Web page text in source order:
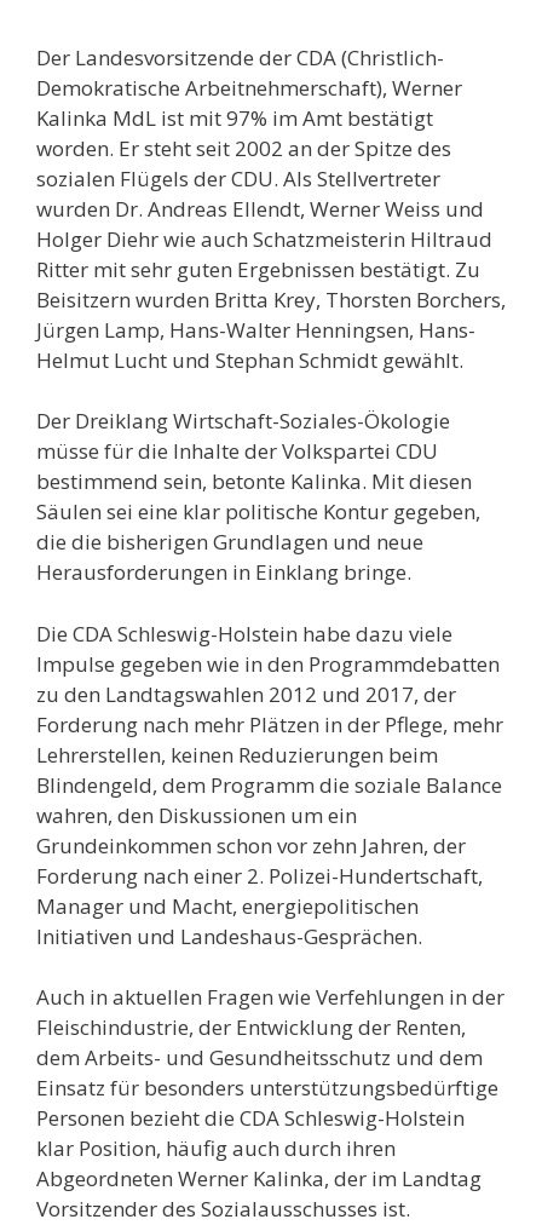
Der Landesvorsitzende der CDA (Christlich-
Demokratische Arbeitnehmerschaft), Werner
Kalinka MdL ist mit 97% im Amt bestätigt
worden. Er steht seit 2002 an der Spitze des
sozialen Flügels der CDU. Als Stellvertreter
wurden Dr. Andreas Ellendt, Werner Weiss und
Holger Diehr wie auch Schatzmeisterin Hiltraud
Ritter mit sehr guten Ergebnissen bestätigt. Zu
Beisitzern wurden Britta Krey, Thorsten Borchers,
Jürgen Lamp, Hans-Walter Henningsen, Hans-
Helmut Lucht und Stephan Schmidt gewählt.
Der Dreiklang Wirtschaft-Soziales-Ökologie
müsse für die Inhalte der Volkspartei CDU
bestimmend sein, betonte Kalinka. Mit diesen
Säulen sei eine klar politische Kontur gegeben,
die die bisherigen Grundlagen und neue
Herausforderungen in Einklang bringe.
Die CDA Schleswig-Holstein habe dazu viele
Impulse gegeben wie in den Programmdebatten
zu den Landtagswahlen 2012 und 2017, der
Forderung nach mehr Plätzen in der Pflege, mehr
Lehrerstellen, keinen Reduzierungen beim
Blindengeld, dem Programm die soziale Balance
wahren, den Diskussionen um ein
Grundeinkommen schon vor zehn Jahren, der
Forderung nach einer 2. Polizei-Hundertschaft,
Manager und Macht, energiepolitischen
Initiativen und Landeshaus-Gesprächen.
Auch in aktuellen Fragen wie Verfehlungen in der
Fleischindustrie, der Entwicklung der Renten,
dem Arbeits- und Gesundheitsschutz und dem
Einsatz für besonders unterstützungsbedürftige
Personen bezieht die CDA Schleswig-Holstein
klar Position, häufig auch durch ihren
Abgeordneten Werner Kalinka, der im Landtag
Vorsitzender des Sozialausschusses ist.